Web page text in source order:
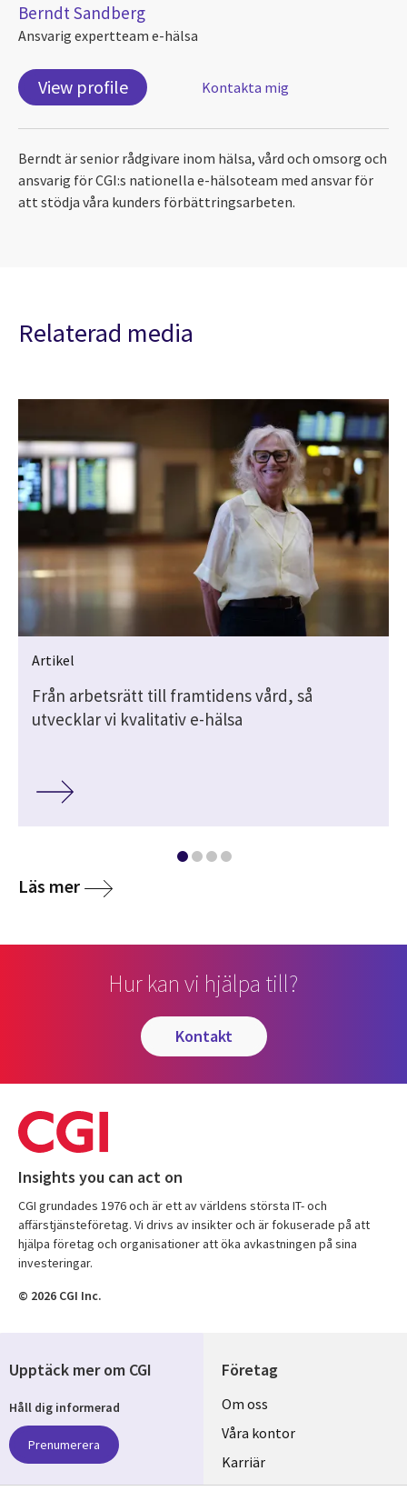
Berndt Sandberg
Ansvarig expertteam e-hälsa
View profile Kontakta mig
Berndt är senior rådgivare inom hälsa, vård och omsorg och
ansvarig för CGI:s nationella e-hälsoteam med ansvar för
att stödja våra kunders förbättringsarbeten.
Relaterad media
Artikel
Från arbetsrätt till framtidens vård, så
utvecklar vi kvalitativ e-hälsa
Läs mer
Hur kan vi hjälpa till?
kontakt
Insights you can act on
CGI grundades 1976 och är ett av världens största IT- och
affärstjänsteföretag. Vi drivs av insikter och är fokuserade på att
hjälpa företag och organisationer att öka avkastningen på sina
investeringar.
© 2026 CGI Inc.
Företag
Useful
links
SWEDEN
Om oss
Våra kontor
Karriär
Hållbarhet
Upptäck mer om CGI
Håll dig informerad
Prenumerera